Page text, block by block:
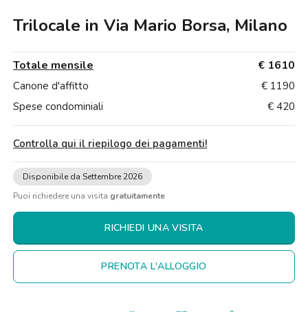
Napoli
Catania
Padova
Trilocale in Via Mario Borsa, Milano
Totale mensile € 1610
Canone d'affitto
€ 1190
Spese condominiali
€ 420
Controlla qui il riepilogo dei pagamenti!
Disponibile da Settembre 2026
Puoi richiedere una visita gratuitamente
RICHIEDI UNA VISITA
PRENOTA L'ALLOGGIO